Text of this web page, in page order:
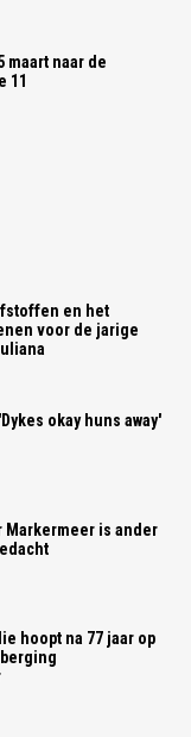
maart naar de
11
en het
voor de jarige
okay huns away'
Markermeer is ander
hoopt na 77 jaar op